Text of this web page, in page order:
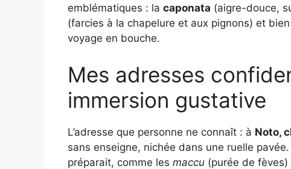
emblématiques : la caponata (aigre-douce,
(farcies à la chapelure et aux pignons) et
voyage en bouche.
Mes adresses
immersion gustative
L’adresse que personne ne connaît : à Noto,
sans enseigne, nichée dans une ruelle
préparait, comme les maccu (purée de fèves)